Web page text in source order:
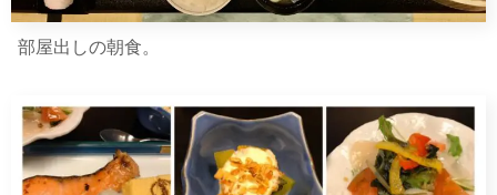
部屋出しの朝食。